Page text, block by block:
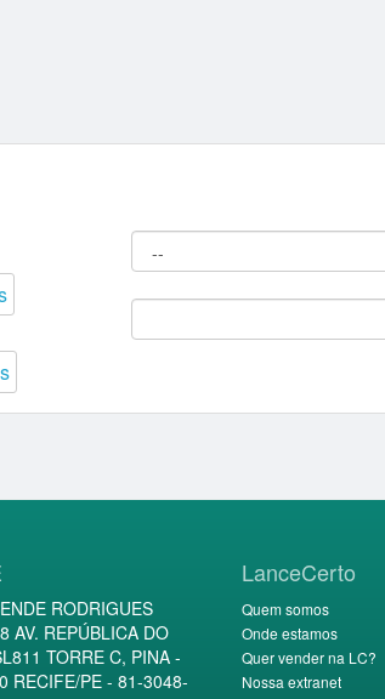
RODRIGUES
AV. REPÚBLICA DO
TORRE C, PINA -
RECIFE/PE - 81-3048-
LanceCerto
Quem somos
Onde estamos
Quer vender na LC?
Nossa extranet